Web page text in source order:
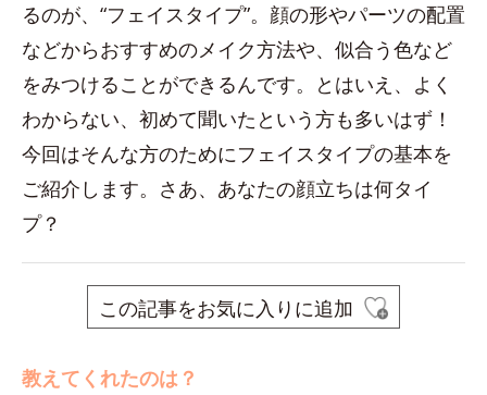
るのが、“フェイスタイプ”。顔の形やパーツの配置
などからおすすめのメイク方法や、似合う色など
をみつけることができるんです。とはいえ、よく
わからない、初めて聞いたという方も多いはず！
今回はそんな方のためにフェイスタイプの基本を
ご紹介します。さあ、あなたの顔立ちは何タイ
プ？
この記事をお気に入りに追加
教えてくれたのは？